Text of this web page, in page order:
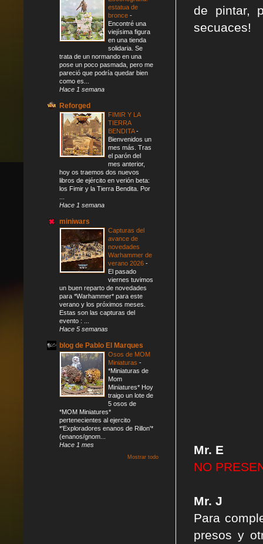
de pintar,
secuaces!
Mr. E
NO
Mr. J
Para
presos y
estatua de
bronce -
Encontré una
viejísima figura
en una tienda
solidaria. Se
trata de un normando en una
pose un poco pasmada, pero me
pareció que podría quedar bien
como es...
Hace 1 semana
Reforged
FIMIR Y LA
TIERRA
BENDITA-
Bienvenidos un
mes más. Tras
el parón del
mes anterior,
hoy os traemos dos nuevos
libros de ejército en verión beta:
los Fimir y la Tierra Bendita. Por
Hace 1 semana
miniwars
Capturas del
avance de
novedades
Warhammer de
verano 2026 -
El pasado
viernes tuvimos
un buen reparto de novedades
para *Warhammer* para este
verano y los próximos meses.
Estas son las capturas del
evento : ...
Hace 5 semanas
blog de Pablo El Marques
Osos de MOM
Miniaturas -
*Miniaturas de
Mom
Miniatures* Hoy
traigo un lote de
5 osos de
*MOM Miniatures*
pertenecientes al ejercito
*'Exploradores enanos de Rillon'*
(enanos/gnom...
Hace 1 mes
Mostrar todo